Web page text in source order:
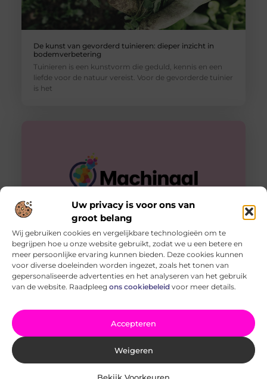
Uw privacy is voor ons van
groot belang
Wij gebruiken cookies en vergelijkbare technologieën om te
begrijpen hoe u onze website gebruikt, zodat we u een betere en
meer persoonlijke ervaring kunnen bieden. Deze cookies kunnen
voor diverse doeleinden worden ingezet, zoals het tonen van
gepersonaliseerde advertenties en het analyseren van het gebruik
van de website. Raadpleeg ons cookiebeleid voor meer details.
Accepteren
Weigeren
Bekijk Voorkeuren
De kunst van gevorderd tuinieren: dieper inzicht in
bodemverbetering
Tuinieren is een kunstvorm die geduld, kennis en een
liefde voor de natuur vereist. Voor de gevorderde tuinier
is het
Ontdek de Wonderen van Kinderopvang in Den Haag
Welkom bij de wereld van Kinderopvang Den Haag,
waar de eerste stappen in de ontwikkeling van een kind
worden omarmd